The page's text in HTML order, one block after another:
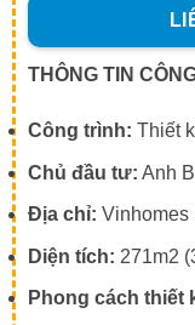
THÔNG TIN
Công trình: Thiết
Chủ đầu tư: Anh
Địa chỉ: Vinhomes
Diện tích: 271m2
Phong cách thiết